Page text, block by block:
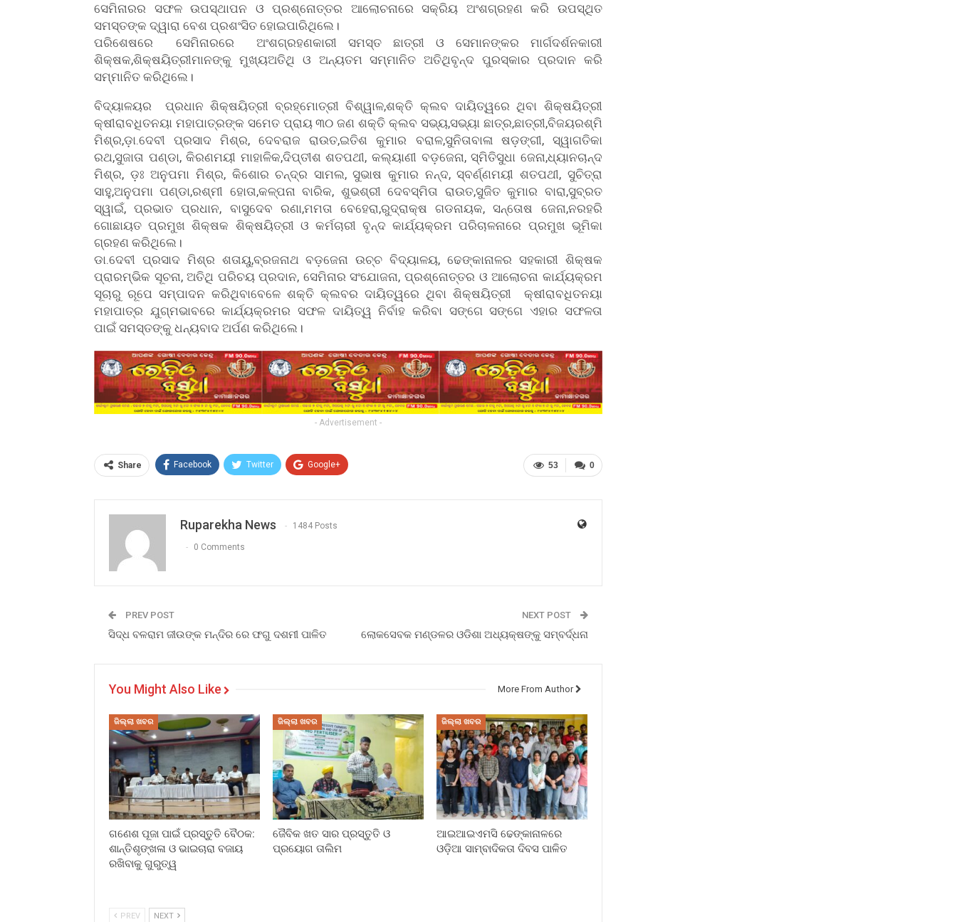
ସେମିନାରର ସଫଳ ଉପସ୍ଥାପନ ଓ ପ୍ରଶ୍ନୋତ୍ତର ଆଲୋଚନାରେ ସକ୍ରିୟ ଅଂଶଗ୍ରହଣ କରି ଉପସ୍ଥିତ
ସମସ୍ତଙ୍କ ଦ୍ୱାରା ବେଶ ପ୍ରଶଂସିତ ହୋଇପାରିଥିଲେ।
ପରିଶେଷରେ ସେମିନାରରେ ଅଂଶଗ୍ରହଣକାରୀ ସମସ୍ତ ଛାତ୍ରୀ ଓ ସେମାନଙ୍କର ମାର୍ଗଦର୍ଶନକାରୀ
ଶିକ୍ଷକ,ଶିକ୍ଷୟିତ୍ରୀମାନଙ୍କୁ ମୁଖ୍ୟଅତିଥି ଓ ଅନ୍ୟତମ ସମ୍ମାନିତ ଅତିଥିବୃନ୍ଦ ପୁରସ୍କାର ପ୍ରଦାନ କରି
ସମ୍ମାନିତ କରିଥିଲେ।
ବିଦ୍ୟାଳୟର ପ୍ରଧାନ ଶିକ୍ଷୟିତ୍ରୀ ବ୍ରହ୍ମୋତ୍ରୀ ବିଶ୍ୱାଳ,ଶକ୍ତି କ୍ଲବ ଦାୟିତ୍ୱରେ ଥିବା ଶିକ୍ଷୟିତ୍ରୀ
କ୍ଷୀରାବଧିତନୟା ମହାପାତ୍ରଙ୍କ ସମେତ ପ୍ରାୟ ୩୦ ଜଣ ଶକ୍ତି କ୍ଲବ ସଭ୍ୟ,ସଭ୍ୟା ଛାତ୍ର,ଛାତ୍ରୀ,ବିଜୟରଶ୍ମି
ମିଶ୍ର,ଡ଼ା.ଦେବୀ ପ୍ରସାଦ ମିଶ୍ର, ଦେବରାଜ ରାଉତ,ଇତିଶ କୁମାର ବରାଳ,ସୁନିତାବାଳା ଷଡ଼ଙ୍ଗୀ, ସ୍ୱାଗତିକା
ରଥ,ସୁଜାତା ପଣ୍ଡା, କିରଣମୟୀ ମାହାଳିକ,ଦିପ୍ତୀଶ ଶତପଥୀ, କଲ୍ୟାଣୀ ବଡ଼ଜେନା, ସ୍ମିତିସୁଧା ଜେନା,ଧ୍ୟାନଚାନ୍ଦ
ମିଶ୍ର, ଡ଼ଃ ଅନୁପମା ମିଶ୍ର, କିଶୋର ଚନ୍ଦ୍ର ସାମଲ, ସୁଭାଷ କୁମାର ନନ୍ଦ, ସ୍ବର୍ଣ୍ଣମୟୀ ଶତପଥୀ, ସୁଚିତ୍ରା
ସାହୁ,ଅନୁପମା ପଣ୍ଡା,ରଶ୍ମୀ ହୋତା,କଳ୍ପନା ବାରିକ, ଶୁଭଶ୍ରୀ ଦେବସ୍ମିତା ରାଉତ,ସୁଜିତ କୁମାର ବାରା,ସୁବ୍ରତ
ସ୍ୱାଇଁ, ପ୍ରଭାତ ପ୍ରଧାନ, ବାସୁଦେବ ରଣା,ମମତା ବେହେରା,ରୁଦ୍ରାକ୍ଷ ଗଡନାୟକ, ସନ୍ତୋଷ ଜେନା,ନରହରି
ଗୋଛାୟତ ପ୍ରମୁଖ ଶିକ୍ଷକ ଶିକ୍ଷୟିତ୍ରୀ ଓ କର୍ମଚାରୀ ବୃନ୍ଦ କାର୍ଯ୍ୟକ୍ରମ ପରିଚାଳନାରେ ପ୍ରମୁଖ ଭୂମିକା
ଗ୍ରହଣ କରିଥିଲେ।
ଡା.ଦେବୀ ପ୍ରସାଦ ମିଶ୍ର ଶତାୟୁ,ବ୍ରଜନାଥ ବଡ଼ଜେନା ଉଚ୍ଚ ବିଦ୍ୟାଳୟ, ଢେଙ୍କାନାଳର ସହକାରୀ ଶିକ୍ଷକ
ପ୍ରାରମ୍ଭିକ ସୂଚନା, ଅତିଥି ପରିଚୟ ପ୍ରଦାନ, ସେମିନାର ସଂଯୋଜନା, ପ୍ରଶ୍ନୋତ୍ତର ଓ ଆଲୋଚନା କାର୍ଯ୍ୟକ୍ରମ
ସୂଚାରୁ ରୂପେ ସମ୍ପାଦନ କରିଥିବାବେଳେ ଶକ୍ତି କ୍ଲବର ଦାୟିତ୍ୱରେ ଥିବା ଶିକ୍ଷୟିତ୍ରୀ କ୍ଷୀରାବଧିତନୟା
ମହାପାତ୍ର ଯୁଗ୍ମଭାବରେ କାର୍ଯ୍ୟକ୍ରମର ସଫଳ ଦାୟିତ୍ୱ ନିର୍ବାହ କରିବା ସଙ୍ଗେ ସଙ୍ଗେ ଏହାର ସଫଳତା
ପାଇଁ ସମସ୍ତଙ୍କୁ ଧନ୍ୟବାଦ ଅର୍ପଣ କରିଥିଲେ।
- Advertisement -
0
53
Share Facebook Twitter Google+
Ruparekha News 1484 Posts
0 Comments
PREV POST
ସିଦ୍ଧ ବଳରାମ ଜୀଉଙ୍କ ମନ୍ଦିର ରେ ଫଗୁ ଦଶମୀ ପାଳିତ
NEXT POST
ଲୋକସେବକ ମଣ୍ଡଳର ଓଡିଶା ଅଧ୍ୟକ୍ଷଙ୍କୁ ସମ୍ବର୍ଦ୍ଧନା
You Might Also Like More From Author
ଜିଲ୍ଲା ଖବର
ଗଣେଶ ପୂଜା ପାଇଁ ପ୍ରସ୍ତୁତି ବୈଠକ:
ଶାନ୍ତିଶୃଙ୍ଖଳା ଓ ଭାଇଚାରା ବଜାୟ
ରଖିବାକୁ ଗୁରୁତ୍ୱ
ଜିଲ୍ଲା ଖବର
ଜୈବିକ ଖତ ସାର ପ୍ରସ୍ତୁତି ଓ
ପ୍ରୟୋଗ ତାଲିମ
ଜିଲ୍ଲା ଖବର
ଆଇଆଇଏମସି ଢେଙ୍କାନାଳରେ
ଓଡ଼ିଆ ସାମ୍ବାଦିକତା ଦିବସ ପାଳିତ
PREV NEXT